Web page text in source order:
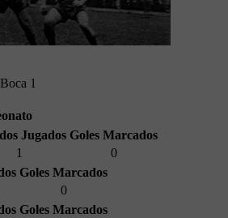
1
Jugados Goles Marcados
1
0
Goles Marcados
0
Goles Marcados